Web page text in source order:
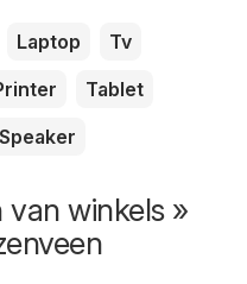
Laptop
Tv
Tablet
Speaker
van winkels »